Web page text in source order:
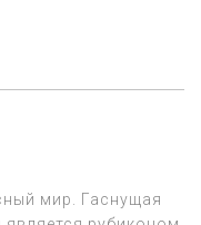
мир. Гаснущая